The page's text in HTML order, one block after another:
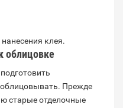
клея.
облицовке
Прежде
старые отделочные